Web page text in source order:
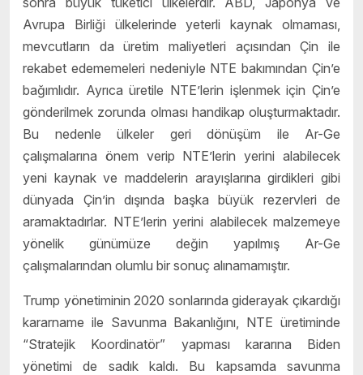
Avrupa Birliği ülkelerinde yeterli kaynak olmaması,
mevcutların da üretim maliyetleri açısından Çin ile
rekabet edememeleri nedeniyle NTE bakımından Çin’e
bağımlıdır. Ayrıca üretile NTE’lerin işlenmek için Çin’e
gönderilmek zorunda olması handikap oluşturmaktadır.
Bu nedenle ülkeler geri dönüşüm ile Ar-Ge
çalışmalarına önem verip NTE’lerin yerini alabilecek
yeni kaynak ve maddelerin arayışlarına girdikleri gibi
dünyada Çin’in dışında başka büyük rezervleri de
aramaktadırlar. NTE’lerin yerini alabilecek malzemeye
yönelik günümüze değin yapılmış Ar-Ge
çalışmalarından olumlu bir sonuç alınamamıştır.
Trump yönetiminin 2020 sonlarında giderayak çıkardığı
kararname ile Savunma Bakanlığını, NTE üretiminde
“Stratejik Koordinatör” yapması kararına Biden
yönetimi de sadık kaldı. Bu kapsamda savunma